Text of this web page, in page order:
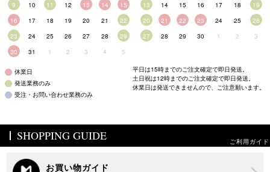
9
10 11 12 13 14
15
16
17 18 19 20 21
22
23
24 25 26 27 28
29
30
31 1 2 3 4 5
13
14 15 16 17 18
19
20
21 22 23 24 25
26
27
28 29 30 1 2 3
休業日
発送業務のみ
受注・お問い合わせ業務のみ
平日は15時までのご注文確定で即日発送。
土日祝は12時までのご注文確定で即日発送。
休業日は発送できませんので、ご注意願います。
SHOPPING GUIDE ご利用ガイド